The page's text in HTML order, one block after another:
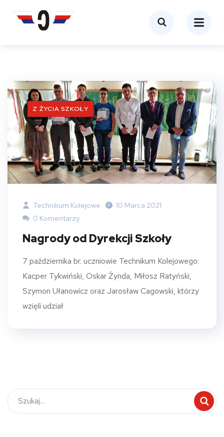
Z ŻYCIA SZKOŁY
Technikum Kolejowe
10 Marca 2021
0 Komentarzy
Nagrody od Dyrekcji Szkoły
7 października br. uczniowie Technikum Kolejowego:
Kacper Tykwiński, Oskar Żynda, Miłosz Ratyński,
Szymon Ułanowicz oraz Jarosław Cagowski, którzy
wzięli udział